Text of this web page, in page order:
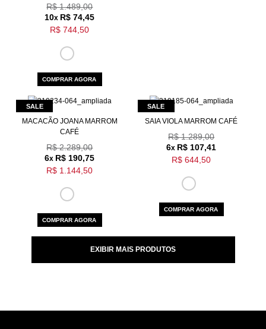
R$ 1.489,00
10x R$ 74,45
R$ 744,50
COMPRAR AGORA
MACACÃO JOANA MARROM
CAFÉ
R$ 2.289,00
6x R$ 190,75
R$ 1.144,50
COMPRAR AGORA
SAIA VIOLA MARROM CAFÉ
R$ 1.289,00
6x R$ 107,41
R$ 644,50
COMPRAR AGORA
EXIBIR MAIS PRODUTOS